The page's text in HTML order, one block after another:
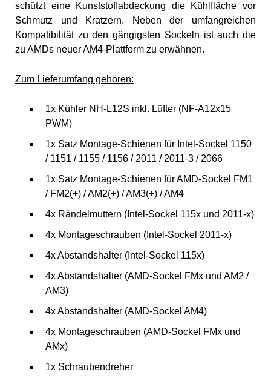
schützt eine Kunststoffabdeckung die Kühlfläche vor
Schmutz und Kratzern. Neben der umfangreichen
Kompatibilität zu den gängigsten Sockeln ist auch die
zu AMDs neuer AM4-Plattform zu erwähnen.
Zum Lieferumfang gehören:
1x Kühler NH-L12S inkl. Lüfter (NF-A12x15
PWM)
1x Satz Montage-Schienen für Intel-Sockel 1150
/ 1151 / 1155 / 1156 / 2011 / 2011-3 / 2066
1x Satz Montage-Schienen für AMD-Sockel FM1
/ FM2(+) / AM2(+) / AM3(+) / AM4
4x Rändelmuttern (Intel-Sockel 115x und 2011-x)
4x Montageschrauben (Intel-Sockel 2011-x)
4x Abstandshalter (Intel-Sockel 115x)
4x Abstandshalter (AMD-Sockel FMx und AM2 /
AM3)
4x Abstandshalter (AMD-Sockel AM4)
4x Montageschrauben (AMD-Sockel FMx und
AMx)
1x Schraubendreher